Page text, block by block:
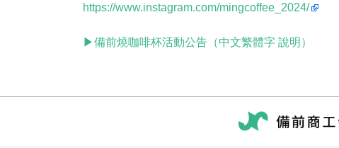
https://www.instagram.com/mingcoffee_2024/
▶備前燒咖啡杯活動公告（中文繁體字 說明）